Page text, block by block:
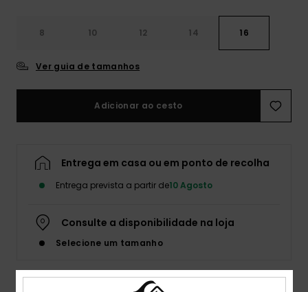
8 10 12 14 16
Ver guia de tamanhos
Adicionar ao cesto
Entrega em casa ou em ponto de recolha
Entrega prevista a partir de10 Agosto
Consulte a disponibilidade na loja
Selecione um tamanho